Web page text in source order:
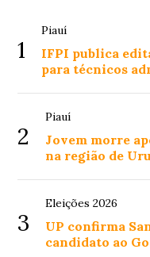
1
Piauí
IFPI publica
para técnicos
2
Piauí
Jovem morre
na região de
3
Eleições 2026
UP confirma
candidato ao